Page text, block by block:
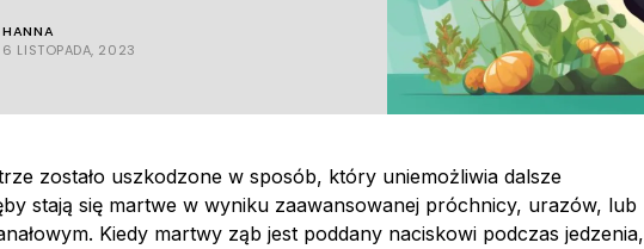
HANNA
6 LISTOPADA, 2023
zostało uszkodzone w sposób, który uniemożliwia dalsze
stają się martwe w wyniku zaawansowanej próchnicy, urazów, lub
Kiedy martwy ząb jest poddany naciskowi podczas jedzenia,